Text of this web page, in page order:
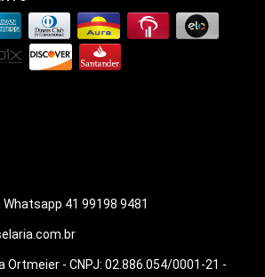
41 99198 9481
Ortmeier - CNPJ: 02.886.054/0001-21 -